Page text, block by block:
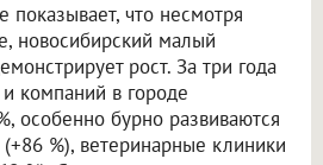
показывает, что несмотря
новосибирский малый
рост. За три года
компаний в городе
особенно бурно развиваются
%), ветеринарные клиники